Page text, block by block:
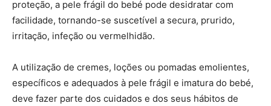
proteção, a pele frágil do bebé pode desidratar com
facilidade, tornando-se suscetível a secura, prurido,
irritação, infeção ou vermelhidão.
A utilização de cremes, loções ou pomadas emolientes,
específicos e adequados à pele frágil e imatura do bebé,
deve fazer parte dos cuidados e dos seus hábitos de